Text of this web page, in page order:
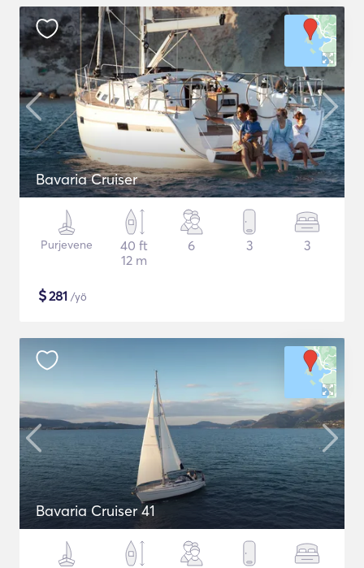
Bavaria Cruiser
Purjevene
40 ft
12 m
6 3 3
$281 /yö
Bavaria Cruiser 41